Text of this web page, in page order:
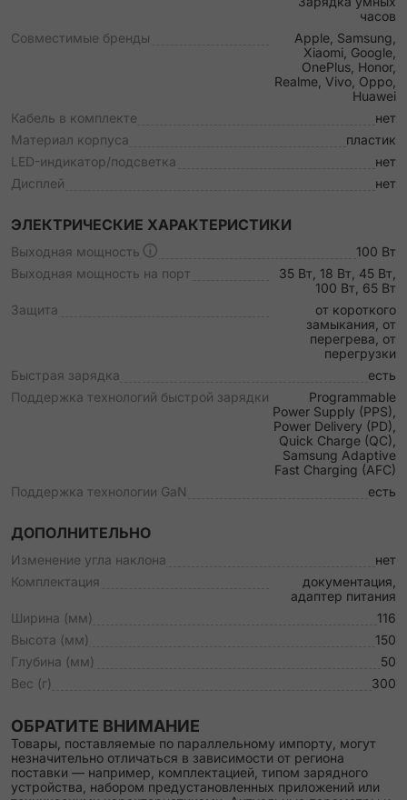
часов
Совместимые бренды
Apple, Samsung,
Xiaomi, Google,
OnePlus, Honor,
Realme, Vivo, Oppo,
Huawei
Кабель в комплекте
нет
Материал корпуса
пластик
LED-индикатор/подсветка
нет
Дисплей
нет
ЭЛЕКТРИЧЕСКИЕ ХАРАКТЕРИСТИКИ
Выходная мощность
100 Вт
Выходная мощность на порт
35 Вт, 18 Вт, 45 Вт,
100 Вт, 65 Вт
Защита
от короткого
замыкания, от
перегрева, от
перегрузки
Быстрая зарядка
есть
Поддержка технологий быстрой зарядки
Programmable
Power Supply (PPS),
Power Delivery (PD),
Quick Charge (QC),
Samsung Adaptive
Fast Charging (AFC)
Поддержка технологии GaN
есть
ДОПОЛНИТЕЛЬНО
Изменение угла наклона
нет
Комплектация
документация,
адаптер питания
Ширина (мм)
116
Высота (мм)
150
Глубина (мм)
50
Вес (г)
300
ОБРАТИТЕ ВНИМАНИЕ
Товары, поставляемые по параллельному импорту, могут
незначительно отличаться в зависимости от региона
поставки — например, комплектацией, типом зарядного
устройства, набором предустановленных приложений или